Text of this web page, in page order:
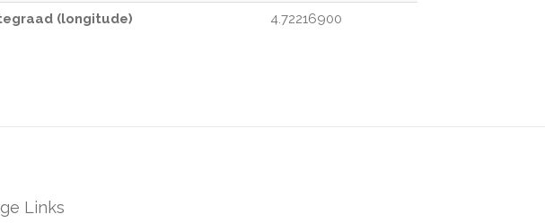
(longitude) 4.72216900
Links